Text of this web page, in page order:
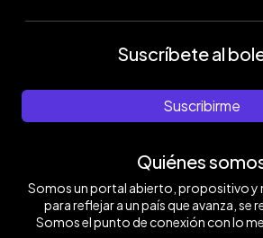
Suscríbete al
Suscribirme
Quiénes
Somos un portal abierto, propositivo y
para reflejar a un país que avanza, se
Somos el punto de conexión con lo